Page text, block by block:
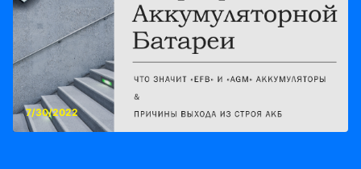
7/30/2022